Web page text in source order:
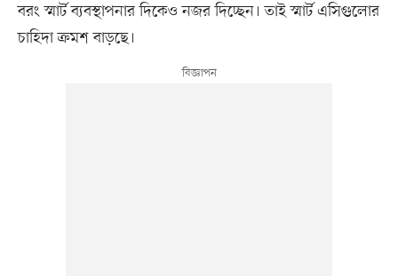
বরং স্মার্ট ব্যবস্থাপনার দিকেও নজর দিচ্ছেন। তাই স্মার্ট এসিগুলোর
চাহিদা ক্রমশ বাড়ছে।